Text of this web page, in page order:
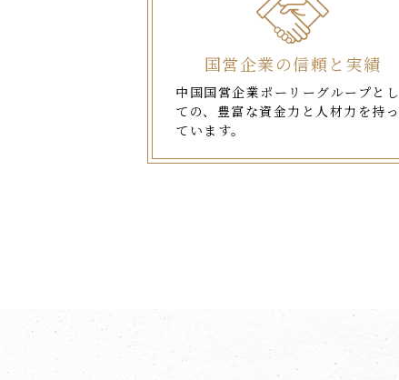
国営企業の信頼と実績
中国国営企業ポーリーグループとし
ての、豊富な資金力と人材力を持っ
ています。